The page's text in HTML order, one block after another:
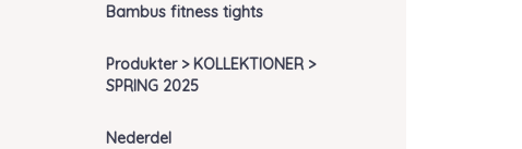
Bambus fitness tights
Produkter > KOLLEKTIONER >
SPRING 2025
Nederdel